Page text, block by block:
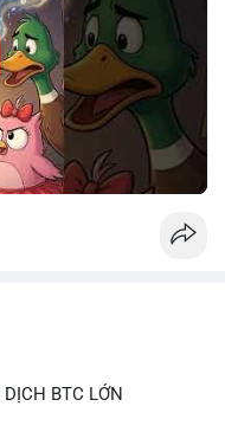
BTC LỚN